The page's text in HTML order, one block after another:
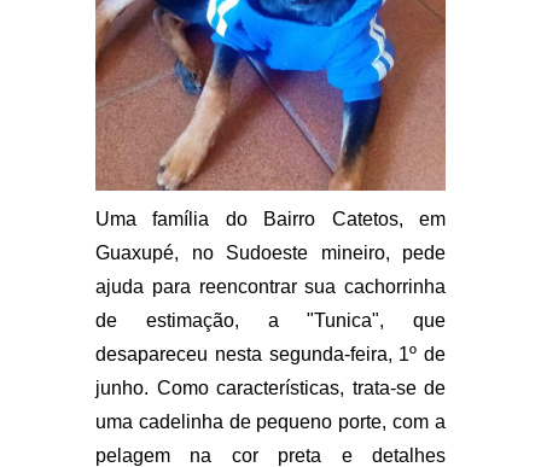
Uma família do Bairro Catetos, em
Guaxupé, no Sudoeste mineiro, pede
ajuda para reencontrar sua cachorrinha
de estimação, a "Tunica", que
desapareceu nesta segunda-feira, 1º de
junho. Como características, trata-se de
uma cadelinha de pequeno porte, com a
pelagem na cor preta e detalhes